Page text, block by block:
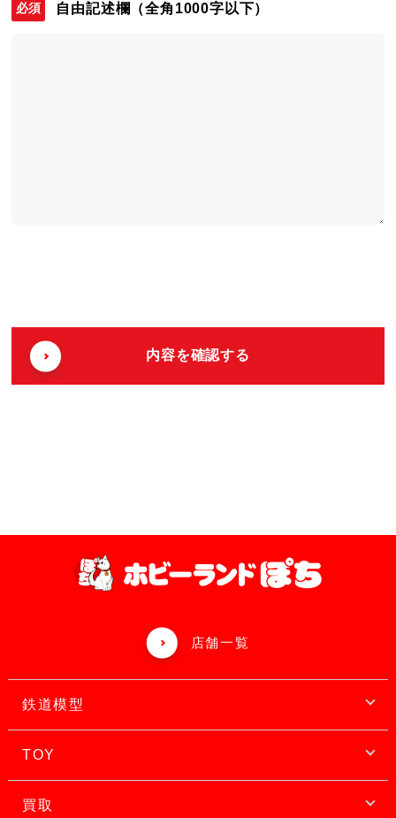
自由記述欄 （全角1000字以下）
店舗一覧
鉄道模型
TOY
買取